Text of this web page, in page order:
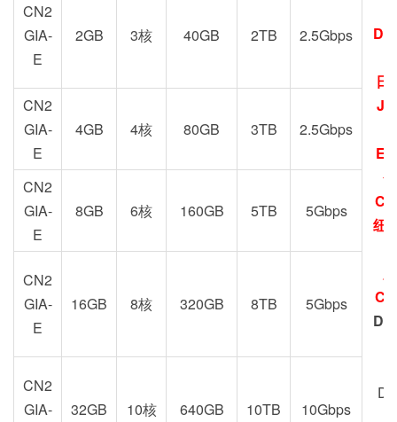
日
纽
CN2
GIA-
E
2GB 3核 40GB 2TB 2.5Gbps
CN2
GIA-
E
4GB 4核 80GB 3TB 2.5Gbps
CN2
GIA-
E
8GB 6核 160GB 5TB 5Gbps
CN2
GIA-
E
16GB 8核 320GB 8TB 5Gbps
CN2
GIA-
32GB 10核 640GB 10TB 10Gbps